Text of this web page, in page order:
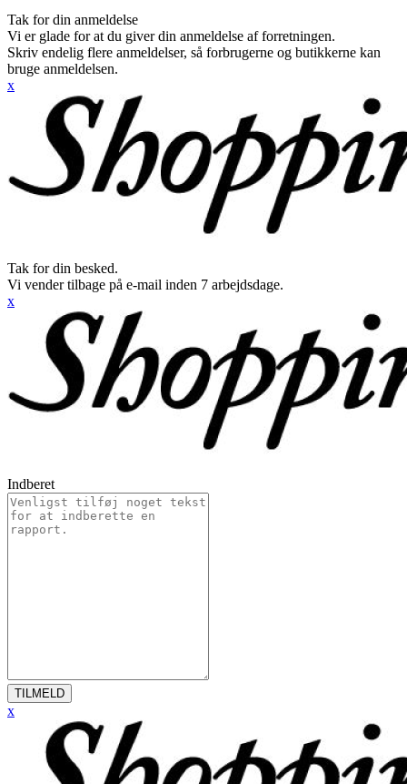
Tak for din anmeldelse
Vi er glade for at du giver din anmeldelse af forretningen.
Skriv endelig flere anmeldelser, så forbrugerne og butikkerne kan
bruge anmeldelsen.
x
Tak for din besked.
Vi vender tilbage på e-mail inden 7 arbejdsdage.
x
Indberet
TILMELD
x